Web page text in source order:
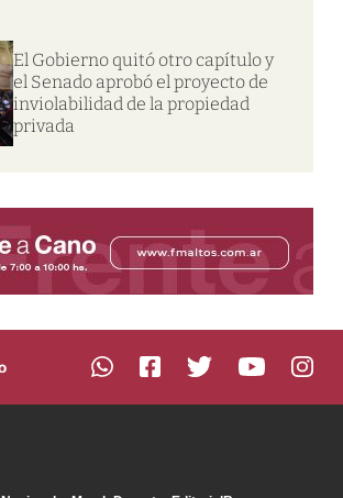
El Gobierno quitó otro capítulo y
el Senado aprobó el proyecto de
inviolabilidad de la propiedad
privada